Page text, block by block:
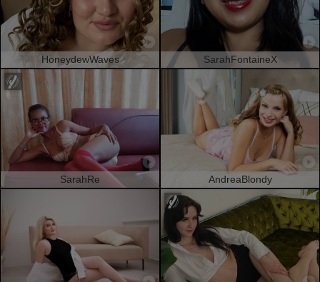
HoneydewWaves SarahFontaineX
SarahRe AndreaBlondy